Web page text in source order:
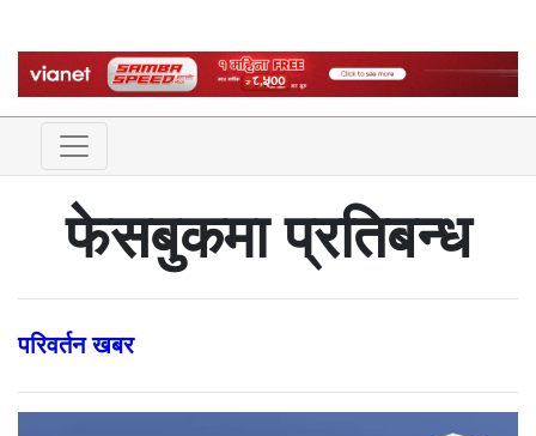
फेसबुकमा प्रतिबन्ध
परिवर्तन खबर